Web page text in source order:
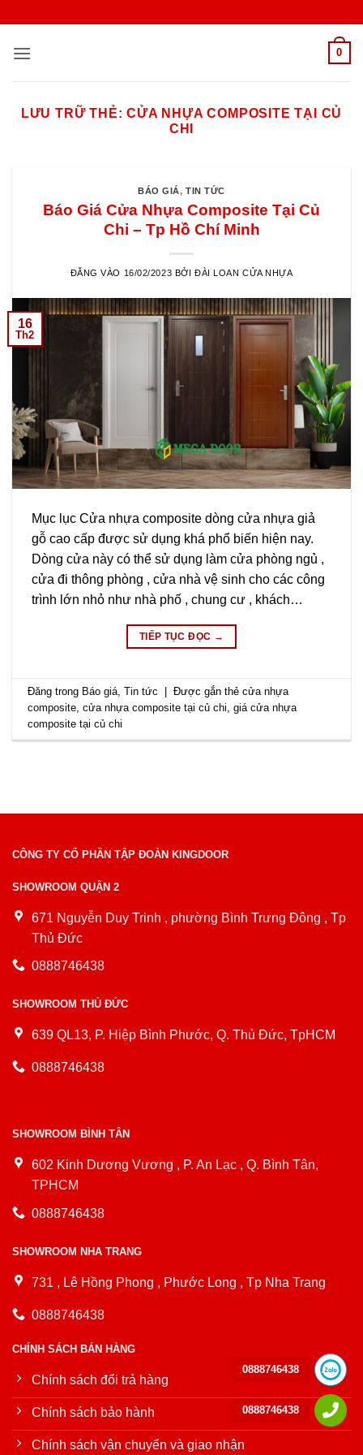
nội
0
LƯU TRỮ THẺ:CỬA NHỰA COMPOSITE TẠI CỦ
CHI
BÁO GIÁ,TIN TỨC
Báo Giá Cửa Nhựa Composite Tại Củ
Chi – Tp Hồ Chí Minh
ĐĂNG VÀO 16/02/2023 BỞI ĐÀI LOAN CỬA NHỰA
16
Th2
Mục lục Cửa nhựa composite dòng cửa nhựa giả
gỗ cao cấp được sử dụng khá phổ biến hiện nay.
Dòng cửa này có thể sử dụng làm cửa phòng ngủ ,
cửa đi thông phòng , cửa nhà vệ sinh cho các công
trình lớn nhỏ như nhà phố , chung cư , khách…
TIẾP TỤC ĐỌC →
Đăng trong Báo giá,Tin tức Được gắn thẻcửa nhựa
composite,cửa nhựa composite tại củ chi,giá cửa nhựa
composite tại củ chi
CÔNG TY CỔ PHẦN TẬP ĐOÀN KINGDOOR
SHOWROOM QUẬN 2
671 Nguyễn Duy Trinh , phường Bình Trưng Đông , Tp
Thủ Đức
0888746438
SHOWROOM THỦ ĐỨC
639 QL13, P. Hiệp Bình Phước, Q. Thủ Đức, TpHCM
0888746438
SHOWROOM BÌNH TÂN
602 Kinh Dương Vương , P. An Lạc , Q. Bình Tân,
TPHCM
0888746438
SHOWROOM NHA TRANG
731 , Lê Hồng Phong , Phước Long , Tp Nha Trang
0888746438
CHÍNH SÁCH BÁN HÀNG
Chính sách đổi trả hàng
Chính sách bảo hành
Chính sách vận chuyển và giao nhận
0888746438
0888746438